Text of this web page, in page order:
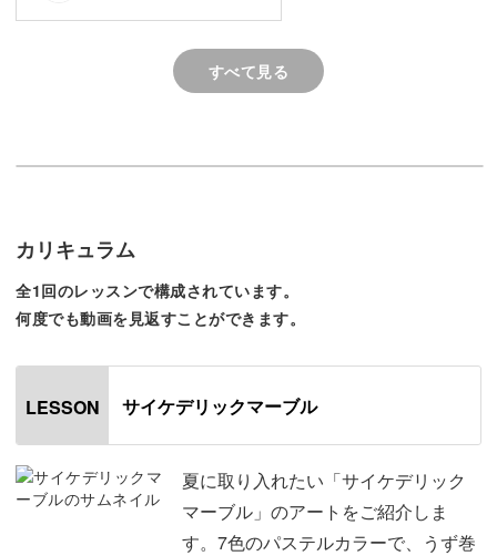
ますよ。
ブラシの動かし方やきれいな柄を作るポイントなど、簡単
◆うず巻きを描くブラシワークのコツ
◆スワイプを描くブラシワークのコツ
◆ホログラムを使うときのポイント
使用するジェルの選び方やブラシの使い分けなど、細かい
すべて見る
カリキュラム
全1回のレッスンで構成されています。
何度でも動画を見返すことができます。
LESSON サイケデリックマーブル
夏に取り入れたい「サイケデリック
マーブル」のアートをご紹介しま
す。7色のパステルカラーで、うず巻